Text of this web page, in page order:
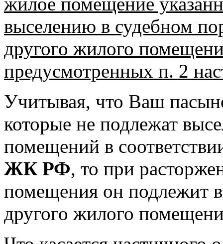
выселению в судебном
другого жилого
предусмотренных п. 2
Учитывая, что Ваш
которые не подлежат
помещений в
ЖК РФ, то при
помещения он подлежит
другого жилого